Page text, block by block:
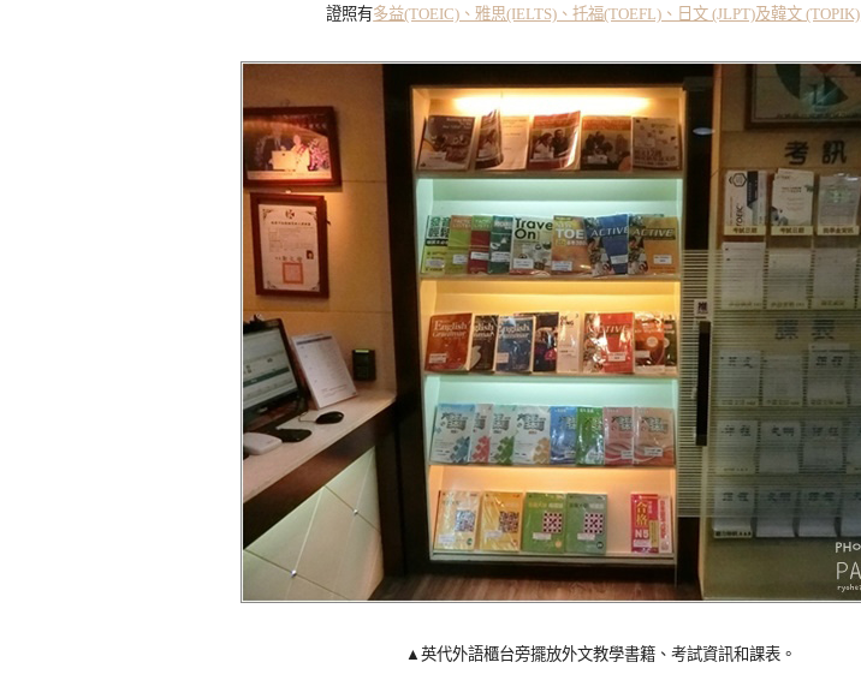
證照有多益(TOEIC)、雅思(IELTS)、托福(TOEFL)、日文 (JLPT)及韓文 (TOPIK)
▲英代外語櫃台旁擺放外文教學書籍、考試資訊和課表。